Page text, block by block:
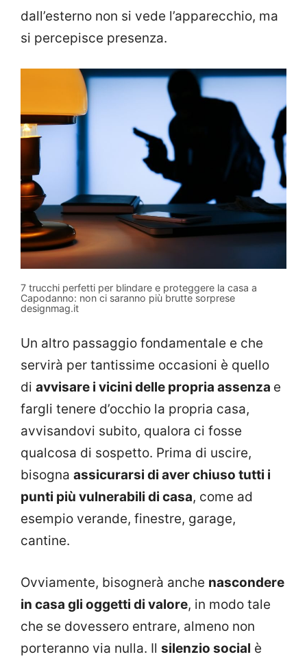
dall’esterno non si vede l’apparecchio, ma
si percepisce presenza.
7 trucchi perfetti per blindare e proteggere la casa a
Capodanno: non ci saranno più brutte sorprese
designmag.it
Un altro passaggio fondamentale e che
servirà per tantissime occasioni è quello
di avvisare i vicini delle propria assenza e
fargli tenere d’occhio la propria casa,
avvisandovi subito, qualora ci fosse
qualcosa di sospetto. Prima di uscire,
bisogna assicurarsi di aver chiuso tutti i
punti più vulnerabili di casa, come ad
esempio verande, finestre, garage,
cantine.
Ovviamente, bisognerà anche nascondere
in casa gli oggetti di valore, in modo tale
che se dovessero entrare, almeno non
porteranno via nulla. Il silenzio social è